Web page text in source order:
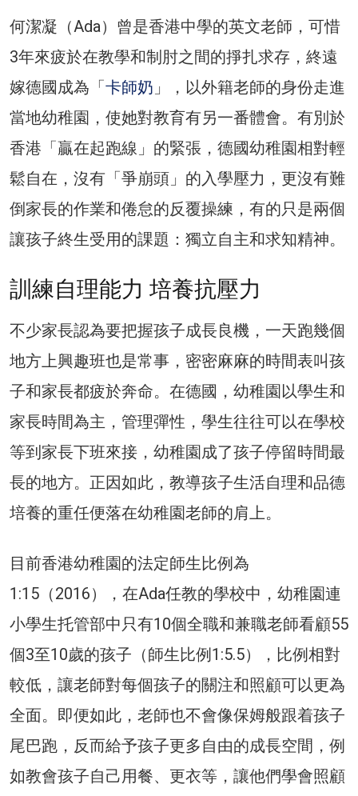
何潔凝（Ada）曾是香港中學的英文老師，可惜
3年來疲於在教學和制肘之間的掙扎求存，終遠
嫁德國成為「卡師奶 」，以外籍老師的身份走進
當地幼稚園，使她對教育有另一番體會。有別於
香港「贏在起跑線」的緊張，德國幼稚園相對輕
鬆自在，沒有「爭崩頭」的入學壓力，更沒有難
倒家長的作業和倦怠的反覆操練，有的只是兩個
讓孩子終生受用的課題：獨立自主和求知精神。
訓練自理能力 培養抗壓力
不少家長認為要把握孩子成長良機，一天跑幾個
地方上興趣班也是常事，密密麻麻的時間表叫孩
子和家長都疲於奔命。在德國，幼稚園以學生和
家長時間為主，管理彈性，學生往往可以在學校
等到家長下班來接，幼稚園成了孩子停留時間最
長的地方。正因如此，教導孩子生活自理和品德
培養的重任便落在幼稚園老師的肩上。
目前香港幼稚園的法定師生比例為
1:15（2016），在Ada任教的學校中，幼稚園連
小學生托管部中只有10個全職和兼職老師看顧55
個3至10歲的孩子（師生比例1:5.5），比例相對
較低，讓老師對每個孩子的關注和照顧可以更為
全面。即便如此，老師也不會像保姆般跟着孩子
尾巴跑，反而給予孩子更多自由的成長空間，例
如教會孩子自己用餐、更衣等，讓他們學會照顧